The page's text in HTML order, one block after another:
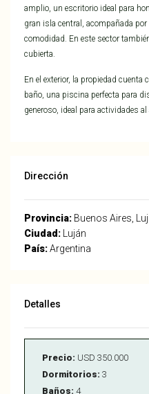
amplio, un escritorio ideal para
gran isla central, acompañada
comodidad. En este sector
cubierta.
En el exterior, la propiedad
baño, una piscina perfecta para
generoso, ideal para actividades al
Dirección
Provincia: Buenos Aires,
Ciudad: Luján
País:Argentina
Detalles
Precio: USD 350.000
Dormitorios: 3
Baños: 4